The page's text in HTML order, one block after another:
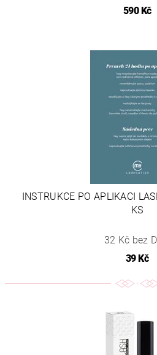
590 Kč
INSTRUKCE PO APLIKACI
KS
32 Kč bez
39 Kč